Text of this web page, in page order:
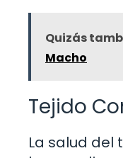
Quizás
Macho
Tejido
La salud del